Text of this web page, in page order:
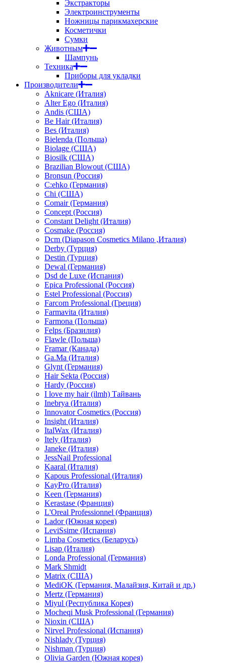
Экстракторы
Электроинструменты
Ножницы парикмахерские
Косметички
Сумки
Животным
Шампунь
Техника
Приборы для укладки
Производители
Aknicare (Италия)
Alter Ego (Италия)
Andis (США)
Be Hair (Италия)
Bes (Италия)
Bielenda (Польша)
Biolage (США)
Biosilk (США)
Brazilian Blowout (США)
Bronsun (Россия)
C:ehko (Германия)
Chi (США)
Comair (Германия)
Concept (Россия)
Constant Delight (Италия)
Cosmake (Россия)
Dcm (Diapason Cosmetics Milano ,Италия)
Derby (Турция)
Destin (Турция)
Dewal (Германия)
Dsd de Luxe (Испания)
Epica Professional (Россия)
Estel Professional (Россия)
Farcom Professional (Греция)
Farmavita (Италия)
Farmona (Польша)
Felps (Бразилия)
Flawle (Польша)
Framar (Канада)
Ga.Ma (Италия)
Glynt (Германия)
Hair Sekta (Россия)
Hardy (Россия)
I love my hair (ilmh) Тайвань
Inebrya (Италия)
Innovator Cosmetics (Россия)
Insight (Италия)
ItalWax (Италия)
Itely (Италия)
Janeke (Италия)
JessNail Professional
Kaaral (Италия)
Kapous Professional (Италия)
KayPro (Италия)
Keen (Германия)
Kerastase (Франция)
L'Oreal Professionnel (Франция)
Lador (Южная корея)
LeviSsime (Испания)
Limba Cosmetics (Беларусь)
Lisap (Италия)
Londa Professional (Германия)
Mark Shmidt
Matrix (США)
MediOK (Германия, Малайзия, Китай и др.)
Mertz (Германия)
Miyul (Республика Корея)
Mocheqi Musk Professional (Германия)
Nioxin (США)
Nirvel Professional (Испания)
Nishlady (Турция)
Nishman (Турция)
Olivia Garden (Южная корея)